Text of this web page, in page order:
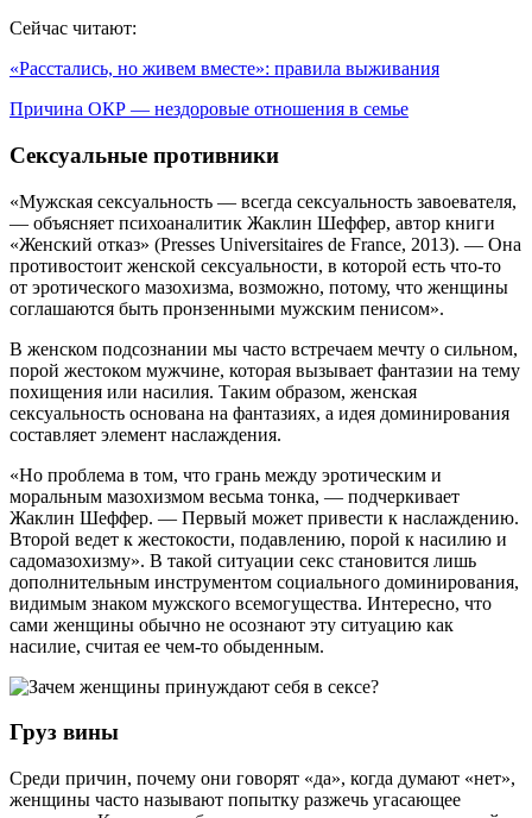
Сейчас читают:
«Расстались, но живем вместе»: правила выживания
Причина ОКР — нездоровые отношения в семье
Сексуальные противники
«Мужская сексуальность — всегда сексуальность завоевателя,
— объясняет психоаналитик Жаклин Шеффер, автор книги
«Женский отказ» (Presses Universitaires de France, 2013). — Она
противостоит женской сексуальности, в которой есть что-то
от эротического мазохизма, возможно, потому, что женщины
соглашаются быть пронзенными мужским пенисом».
В женском подсознании мы часто встречаем мечту о сильном,
порой жестоком мужчине, которая вызывает фантазии на тему
похищения или насилия. Таким образом, женская
сексуальность основана на фантазиях, а идея доминирования
составляет элемент наслаждения.
«Но проблема в том, что грань между эротическим и
моральным мазохизмом весьма тонка, — подчеркивает
Жаклин Шеффер. — Первый может привести к наслаждению.
Второй ведет к жестокости, подавлению, порой к насилию и
садомазохизму». В такой ситуации секс становится лишь
дополнительным инструментом социального доминирования,
видимым знаком мужского всемогущества. Интересно, что
сами женщины обычно не осознают эту ситуацию как
насилие, считая ее чем-то обыденным.
Груз вины
Среди причин, почему они говорят «да», когда думают «нет»,
женщины часто называют попытку разжечь угасающее